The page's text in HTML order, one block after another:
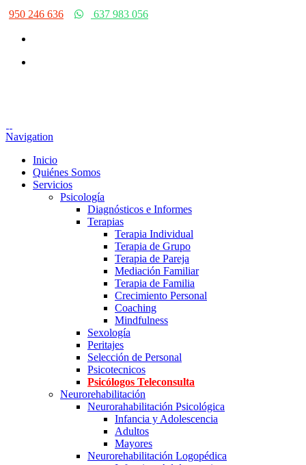
950 246 636 637 983 056
Navigation
Inicio
Quiénes Somos
Servicios
Psicología
Diagnósticos e Informes
Terapias
Terapia Individual
Terapia de Grupo
Terapia de Pareja
Mediación Familiar
Terapia de Familia
Crecimiento Personal
Coaching
Mindfulness
Sexología
Peritajes
Selección de Personal
Psicotecnicos
Psicólogos Teleconsulta
Neurorehabilitación
Neurorahabilitación Psicológica
Infancia y Adolescencia
Adultos
Mayores
Neurorehabilitación Logopédica